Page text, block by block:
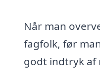
Når man
fagfolk, før
godt indtryk af